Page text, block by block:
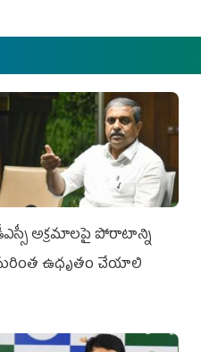
అక్రమాలపై పోరాటాన్ని
ఉధృతం చేయాలి